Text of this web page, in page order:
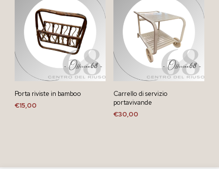
Porta riviste in bamboo
€15,00
Carrello di servizio
portavivande
€30,00